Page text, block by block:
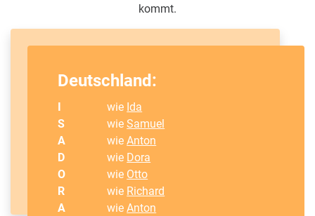
kommt.
Deutschland:
wie Ida
S
wieSamuel
A
wieAnton
D
wie Dora
O
wie Otto
R
wie Richard
A
wieAnton